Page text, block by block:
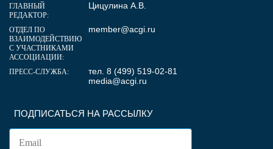
ПОДПИСАТЬСЯ НА РАССЫЛКУ
ГЛАВНЫЙ
РЕДАКТОР:
Цицулина А.В.
ОТДЕЛ ПО
ВЗАИМОДЕЙСТВИЮ
С УЧАСТНИКАМИ
АССОЦИАЦИИ:
member@acgi.ru
ПРЕСС-СЛУЖБА:
тел. 8 (499) 519-02-81
media@acgi.ru